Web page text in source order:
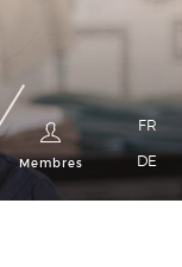
Membres
FR
DE